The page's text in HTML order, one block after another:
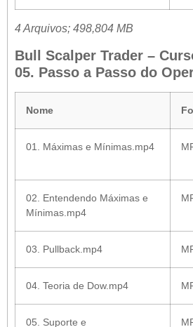
4 Arquivos; 498,804 MB
Bull Scalper Trader –
05. Passo a Passo do
Nome
01. Máximas e Mínimas.mp4
02. Entendendo Máximas e
Mínimas.mp4
03. Pullback.mp4
04. Teoria de Dow.mp4
05. Suporte e